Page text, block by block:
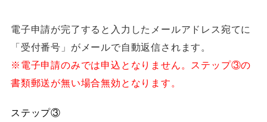
電子申請が完了すると入力したメールアドレス宛てに
「受付番号」がメールで自動返信されます。
※電子申請のみでは申込となりません。ステップ③の
書類郵送が無い場合無効となります。
ステップ③